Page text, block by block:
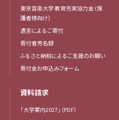
東京音楽大学 教育充実協力金（保
護者様向け）
遺言によるご寄付
寄付者芳名録
ふるさと納税によるご支援のお願い
寄付金お申込みフォーム
資料請求
「大学案内2027」（PDF）